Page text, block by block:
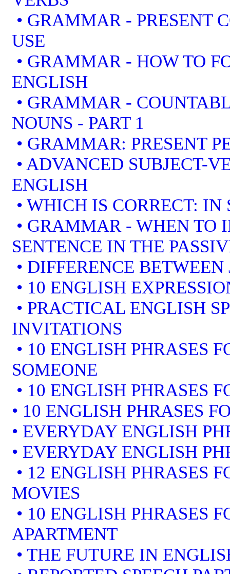
• GRAMMAR - PRESENT
USE
• GRAMMAR - HOW TO
ENGLISH
• GRAMMAR -
NOUNS - PART 1
• GRAMMAR: PRESENT
• ADVANCED SUBJECT-
ENGLISH
• WHICH IS CORRECT: IN
• GRAMMAR - WHEN TO
SENTENCE IN THE
• DIFFERENCE
• 10 ENGLISH
• PRACTICAL ENGLISH
INVITATIONS
• 10 ENGLISH PHRASES
SOMEONE
• 10 ENGLISH PHRASES
• 10 ENGLISH PHRASES
• EVERYDAY ENGLISH
• EVERYDAY ENGLISH
• 12 ENGLISH PHRASES
MOVIES
• 10 ENGLISH PHRASES
APARTMENT
• THE FUTURE IN